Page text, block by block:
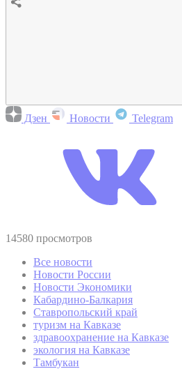
Дзен Новости Telegram
14580 просмотров
Все новости
Новости России
Новости Экономики
Кабардино-Балкария
Ставропольский край
туризм на Кавказе
здравоохранение на Кавказе
экология на Кавказе
Тамбукан